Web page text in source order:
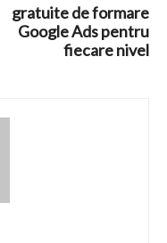
gratuite de formare
Google Ads pentru
fiecare nivel